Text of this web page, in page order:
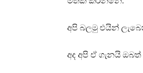
අපි බලමු එයින්
අද අපි ඒ ගැනයි